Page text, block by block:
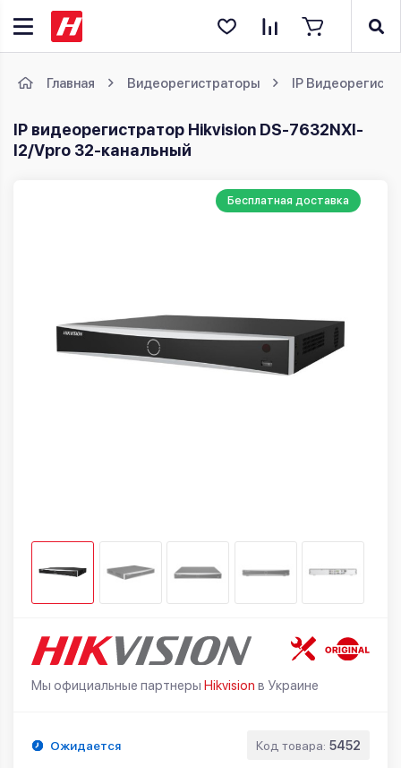
Главная Видеорегистраторы IP
IP видеорегистратор Hikvision DS-7632NXI-
I2/Vpro 32-канальный
Бесплатная доставка
Мы официальные партнеры Hikvision в Украине
Ожидается Код товара: 5452